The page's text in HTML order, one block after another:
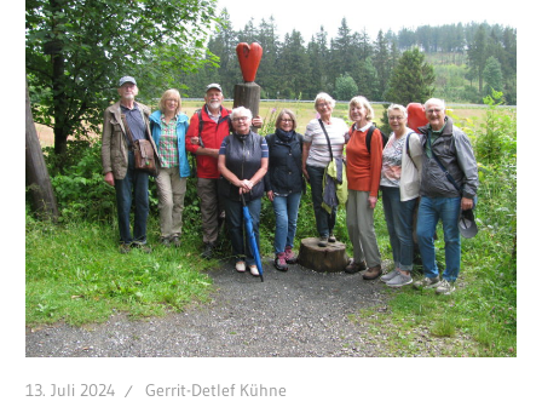
13. Juli 2024 Gerrit-Detlef Kühne